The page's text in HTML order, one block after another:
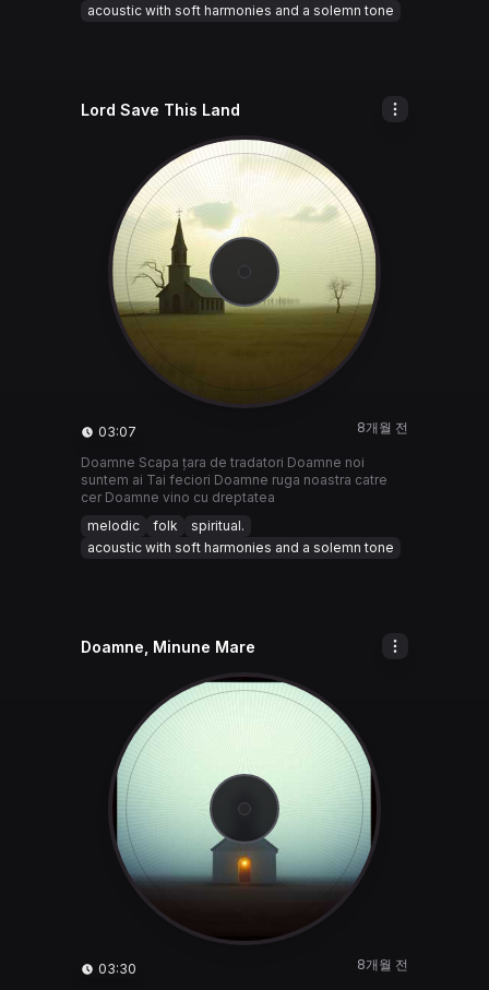
acoustic with soft harmonies and a solemn tone
Lord Save This Land
03:07 8개월 전
Doamne Scapa țara de tradatori Doamne noi
suntem ai Tai feciori Doamne ruga noastra catre
cer Doamne vino cu dreptatea
melodic
folk
spiritual.
acoustic with soft harmonies and a solemn tone
Doamne, Minune Mare
03:30 8개월 전